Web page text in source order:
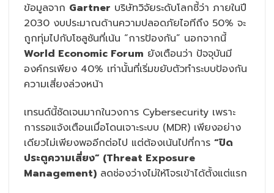
ข้อมูลจาก Gartner บริษัทวิจัยระดับโลกชี้ว่า ภายในปี
2030 งบประมาณด้านความปลอดภัยไอทีถึง 50% จะ
ถูกทุ่มไปกับโซลูชันที่เน้น “การป้องกัน” นอกจากนี้
World Economic Forum ยังเตือนว่า ปัจจุบันมี
องค์กรเพียง 40% เท่านั้นที่เริ่มขยับตัวทำระบบป้องกัน
ความเสี่ยงล่วงหน้า
เทรนด์นี้ชัดเจนมากในวงการ Cybersecurity เพราะ
การรอแจ้งเตือนเมื่อโดนเจาะระบบ (MDR) เพียงอย่าง
เดียวไม่เพียงพออีกต่อไป แต่ต้องเน้นไปที่การ “ปิด
ประตูความเสี่ยง” (Threat Exposure
Management) ลดช่องว่างไม่ให้โจรเข้าได้ตั้งแต่แรก